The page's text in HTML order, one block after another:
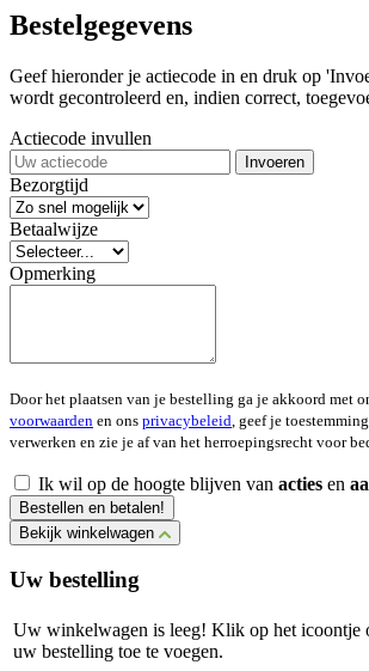
Bestelgegevens
Geef hieronder je actiecode in en druk op
wordt gecontroleerd en, indien correct,
Actiecode invullen
Invoeren
Bezorgtijd
Betaalwijze
Opmerking
Door het plaatsen van je bestelling ga je akkoord met
voorwaarden en ons privacybeleid , geef je
verwerken en zie je af van het herroepingsrecht voor
Ik wil op de hoogte blijven van acties en
Bestellen en betalen!
Bekijk winkelwagen
Uw bestelling
Uw winkelwagen is leeg! Klik op het icoontje
uw bestelling toe te voegen.